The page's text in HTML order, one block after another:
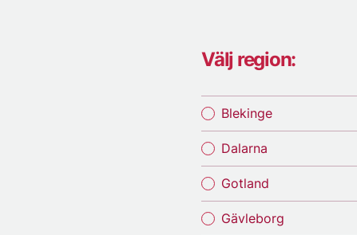
Välj region:
Blekinge
Dalarna
Gotland
Gävleborg